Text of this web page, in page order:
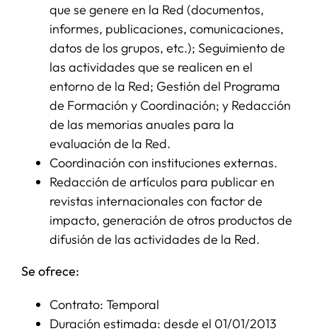
que se genere en la Red (documentos,
informes, publicaciones, comunicaciones,
datos de los grupos, etc.); Seguimiento de
las actividades que se realicen en el
entorno de la Red; Gestión del Programa
de Formación y Coordinación; y Redacción
de las memorias anuales para la
evaluación de la Red.
Coordinación con instituciones externas.
Redacción de artículos para publicar en
revistas internacionales con factor de
impacto, generación de otros productos de
difusión de las actividades de la Red.
Se ofrece:
Contrato: Temporal
Duración estimada: desde el 01/01/2013